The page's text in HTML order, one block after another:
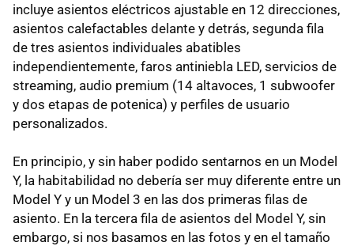
incluye asientos eléctricos ajustable en 12 direcciones,
asientos calefactables delante y detrás, segunda fila
de tres asientos individuales abatibles
independientemente, faros antiniebla LED, servicios de
streaming, audio premium (14 altavoces, 1 subwoofer
y dos etapas de potenica) y perfiles de usuario
personalizados.
En principio, y sin haber podido sentarnos en un Model
Y, la habitabilidad no debería ser muy diferente entre un
Model Y y un Model 3 en las dos primeras filas de
asiento. En la tercera fila de asientos del Model Y, sin
embargo, si nos basamos en las fotos y en el tamaño